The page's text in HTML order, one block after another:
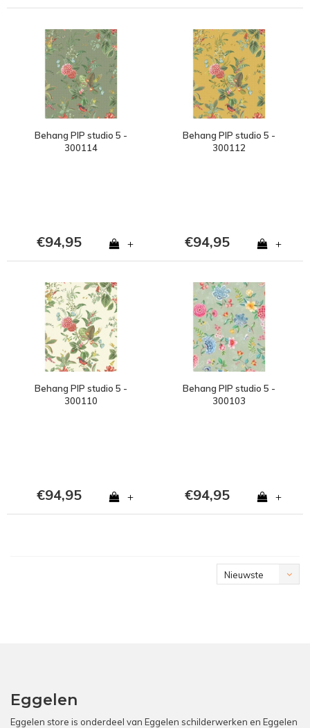
Behang PIP studio 5 -
300114
€94,95 +
Behang PIP studio 5 -
300112
€94,95 +
Behang PIP studio 5 -
300110
€94,95 +
Behang PIP studio 5 -
300103
€94,95 +
Nieuwste
Eggelen
Eggelen store is onderdeel van Eggelen schilderwerken en Eggelen